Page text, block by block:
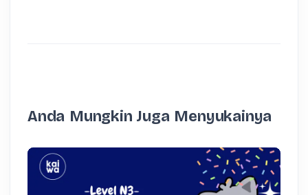
Anda Mungkin Juga Menyukainya